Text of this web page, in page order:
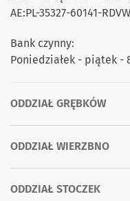
AE:PL-35327-60141-
Bank czynny:
Poniedziałek - piątek -
ODDZIAŁ GRĘBKÓW
ODDZIAŁ WIERZBNO
ODDZIAŁ STOCZEK